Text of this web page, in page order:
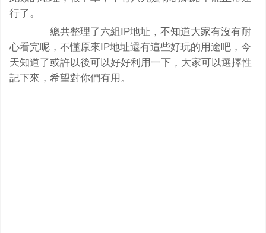
行了。
總共整理了六組IP地址，不知道大家有沒有耐
心看完呢，不懂原來IP地址還有這些好玩的用途吧，今
天知道了或許以後可以好好利用一下，大家可以選擇性
記下來，希望對你們有用。